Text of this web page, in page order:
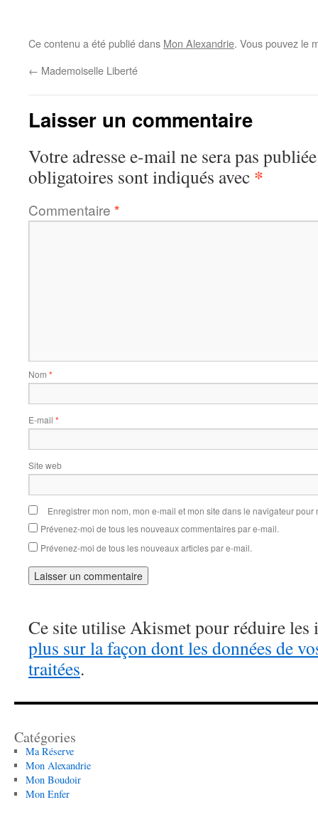
Ce contenu a été publié dans Mon Alexandrie. Vous pouvez le
← Mademoiselle Liberté
Laisser un commentaire
Votre adresse e-mail ne sera pas
obligatoires sont indiqués avec *
Commentaire *
Nom *
E-mail *
Site web
Enregistrer mon nom, mon e-mail et mon site dans le navigateur
Prévenez-moi de tous les nouveaux commentaires par e-mail.
Prévenez-moi de tous les nouveaux articles par e-mail.
Ce site utilise Akismet pour réduire les
plus sur la façon dont les données de
traitées.
Catégories
Ma Réserve
Mon Alexandrie
Mon Boudoir
Mon Enfer